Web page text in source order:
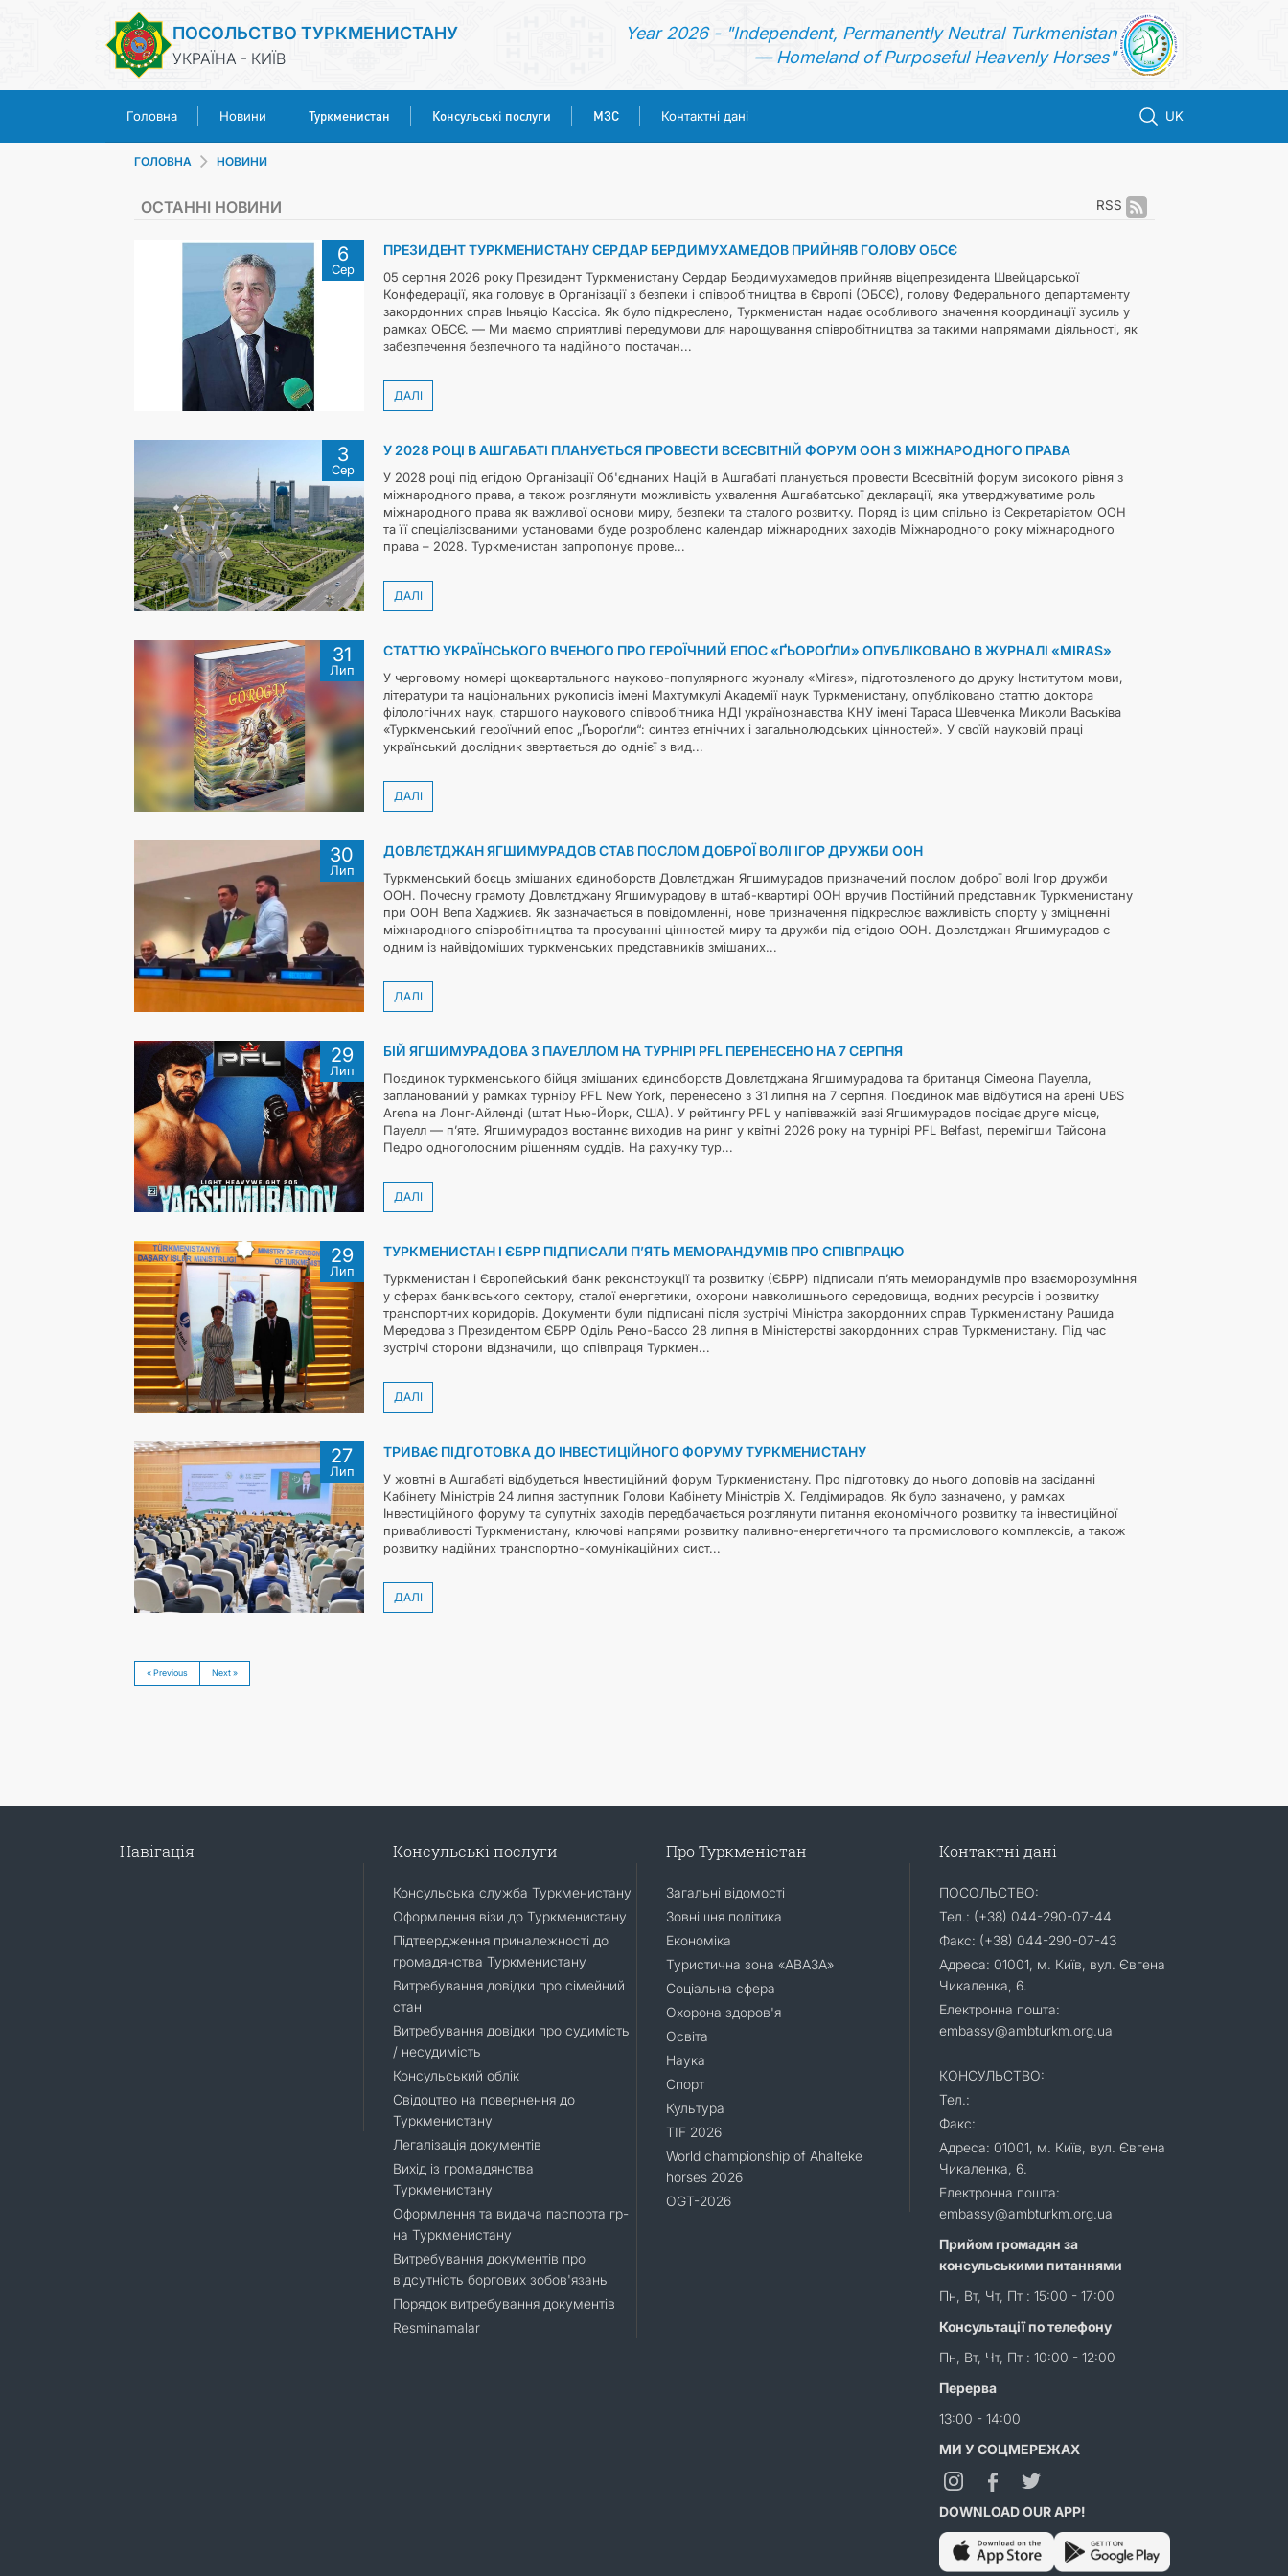
ПОСОЛЬСТВО ТУРКМЕНИСТАНУ
УКРАЇНА - КИЇВ
Year 2026 - "Independent, Permanently Neutral Turkmenistan
— Homeland of Purposeful Heavenly Horses"
Головна Новини Туркменистан Консульські послуги МЗС Контактні дані UK
ТУРКМЕНИСТАН
КОНСУЛЬСЬКІ ПОСЛУГИ
ГОЛОВНА НОВИНИ
RSS
ОСТАННІ НОВИНИ
6
Сер
ПРЕЗИДЕНТ ТУРКМЕНИСТАНУ СЕРДАР БЕРДИМУХАМЕДОВ ПРИЙНЯВ ГОЛОВУ ОБСЄ
05 серпня 2026 року Президент Туркменистану Сердар Бердимухамедов прийняв віцепрезидента Швейцарської
Конфедерації, яка головує в Організації з безпеки і співробітництва в Європі (ОБСЄ), голову Федерального департаменту
закордонних справ Іньяціо Кассіса. Як було підкреслено, Туркменистан надає особливого значення координації зусиль у
рамках ОБСЄ. — Ми маємо сприятливі передумови для нарощування співробітництва за такими напрямами діяльності, як
забезпечення безпечного та надійного постачан...
ДАЛІ
3
Сер
У 2028 РОЦІ В АШГАБАТІ ПЛАНУЄТЬСЯ ПРОВЕСТИ ВСЕСВІТНІЙ ФОРУМ ООН З МІЖНАРОДНОГО ПРАВА
У 2028 році під егідою Організації Об'єднаних Націй в Ашгабаті планується провести Всесвітній форум високого рівня з
міжнародного права, а також розглянути можливість ухвалення Ашгабатської декларації, яка утверджуватиме роль
міжнародного права як важливої основи миру, безпеки та сталого розвитку. Поряд із цим спільно із Секретаріатом ООН
та її спеціалізованими установами буде розроблено календар міжнародних заходів Міжнародного року міжнародного
права – 2028. Туркменистан запропонує прове...
ДАЛІ
31
Лип
СТАТТЮ УКРАЇНСЬКОГО ВЧЕНОГО ПРО ГЕРОЇЧНИЙ ЕПОС «ҐЬОРОҐЛИ» ОПУБЛІКОВАНО В ЖУРНАЛІ «MIRAS»
У черговому номері щоквартального науково-популярного журналу «Miras», підготовленого до друку Інститутом мови,
літератури та національних рукописів імені Махтумкулі Академії наук Туркменистану, опубліковано статтю доктора
філологічних наук, старшого наукового співробітника НДІ українознавства КНУ імені Тараса Шевченка Миколи Васьківа
«Туркменський героїчний епос „Ґьороґли“: синтез етнічних і загальнолюдських цінностей». У своїй науковій праці
український дослідник звертається до однієї з вид...
ДАЛІ
30
Лип
ДОВЛЄТДЖАН ЯГШИМУРАДОВ СТАВ ПОСЛОМ ДОБРОЇ ВОЛІ ІГОР ДРУЖБИ ООН
Туркменський боєць змішаних єдиноборств Довлєтджан Ягшимурадов призначений послом доброї волі Ігор дружби
ООН. Почесну грамоту Довлєтджану Ягшимурадову в штаб-квартирі ООН вручив Постійний представник Туркменистану
при ООН Вепа Хаджиєв. Як зазначається в повідомленні, нове призначення підкреслює важливість спорту у зміцненні
міжнародного співробітництва та просуванні цінностей миру та дружби під егідою ООН. Довлєтджан Ягшимурадов є
одним із найвідоміших туркменських представників змішаних...
ДАЛІ
29
Лип
БІЙ ЯГШИМУРАДОВА З ПАУЕЛЛОМ НА ТУРНІРІ PFL ПЕРЕНЕСЕНО НА 7 СЕРПНЯ
Поєдинок туркменського бійця змішаних єдиноборств Довлєтджана Ягшимурадова та британця Сімеона Пауелла,
запланований у рамках турніру PFL New York, перенесено з 31 липня на 7 серпня. Поєдинок мав відбутися на арені UBS
Arena на Лонг-Айленді (штат Нью-Йорк, США). У рейтингу PFL у напівважкій вазі Ягшимурадов посідає друге місце,
Пауелл — п’яте. Ягшимурадов востаннє виходив на ринг у квітні 2026 року на турнірі PFL Belfast, перемігши Тайсона
Педро одноголосним рішенням суддів. На рахунку тур...
ДАЛІ
29
Лип
ТУРКМЕНИСТАН І ЄБРР ПІДПИСАЛИ П’ЯТЬ МЕМОРАНДУМІВ ПРО СПІВПРАЦЮ
Туркменистан і Європейський банк реконструкції та розвитку (ЄБРР) підписали п’ять меморандумів про взаєморозуміння
у сферах банківського сектору, сталої енергетики, охорони навколишнього середовища, водних ресурсів і розвитку
транспортних коридорів. Документи були підписані після зустрічі Міністра закордонних справ Туркменистану Рашида
Мередова з Президентом ЄБРР Оділь Рено-Бассо 28 липня в Міністерстві закордонних справ Туркменистану. Під час
зустрічі сторони відзначили, що співпраця Туркмен...
ДАЛІ
27
Лип
ТРИВАЄ ПІДГОТОВКА ДО ІНВЕСТИЦІЙНОГО ФОРУМУ ТУРКМЕНИСТАНУ
У жовтні в Ашгабаті відбудеться Інвестиційний форум Туркменистану. Про підготовку до нього доповів на засіданні
Кабінету Міністрів 24 липня заступник Голови Кабінету Міністрів Х. Гелдімирадов. Як було зазначено, у рамках
Інвестиційного форуму та супутніх заходів передбачається розглянути питання економічного розвитку та інвестиційної
привабливості Туркменистану, ключові напрями розвитку паливно-енергетичного та промислового комплексів, а також
розвитку надійних транспортно-комунікаційних сист...
ДАЛІ
« Previous Next »
Навігація Консульські послуги
Консульська служба Туркменистану
Оформлення візи до Туркменистану
Підтвердження приналежності до
громадянства Туркменистану
Витребування довідки про сімейний
стан
Витребування довідки про судимість
/ несудимість
Консульський облік
Свідоцтво на повернення до
Туркменистану
Легалізація документів
Вихід із громадянства
Туркменистану
Оформлення та видача паспорта гр-
на Туркменистану
Витребування документів про
відсутність боргових зобов'язань
Порядок витребування документів
Resminamalar
Про Туркменістан
Загальні відомості
Зовнішня політика
Економіка
Туристична зона «АВАЗА»
Соціальна сфера
Охорона здоров'я
Освіта
Наука
Спорт
Культура
TIF 2026
World championship of Ahalteke
horses 2026
OGT-2026
Контактні дані
ПОСОЛЬСТВО:
Тел.: (+38) 044-290-07-44
Факс: (+38) 044-290-07-43
Адреса: 01001, м. Київ, вул. Євгена
Чикаленка, 6.
Електронна пошта:
embassy@ambturkm.org.ua
КОНСУЛЬСТВО:
Тел.:
Факс:
Адреса: 01001, м. Київ, вул. Євгена
Чикаленка, 6.
Електронна пошта:
embassy@ambturkm.org.ua
Прийом громадян за
консульськими питаннями
Пн, Вт, Чт, Пт : 15:00 - 17:00
Консультації по телефону
Пн, Вт, Чт, Пт : 10:00 - 12:00
Перерва
13:00 - 14:00
МИ У СОЦМЕРЕЖАХ
DOWNLOAD OUR APP!